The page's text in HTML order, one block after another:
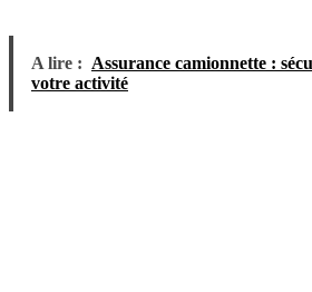
A lire : Assurance camionnette :
votre activité